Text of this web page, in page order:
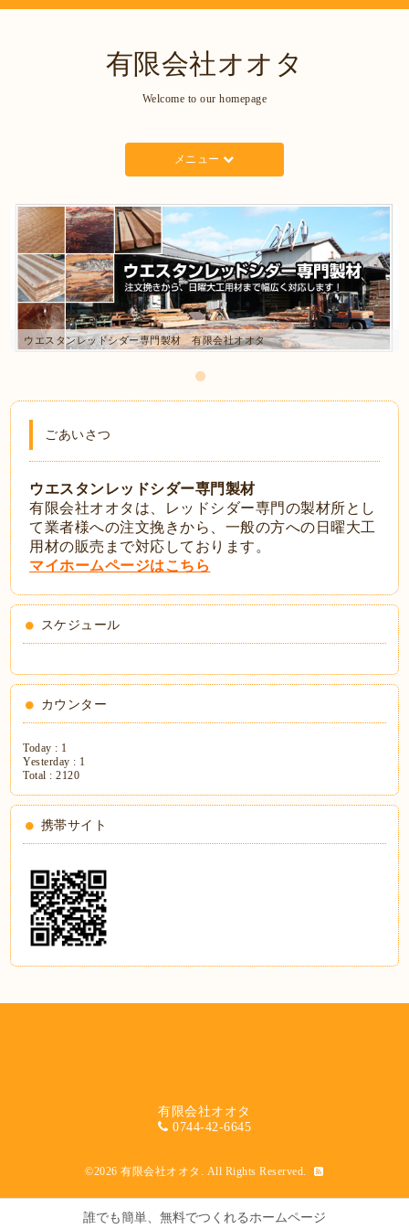
有限会社オオタ
Welcome to our homepage
メニュー
ウエスタンレッドシダー専門製材 有限会社オオタ
ごあいさつ
ウエスタンレッドシダー専門製材
有限会社オオタは、レッドシダー専門の製材所とし
て業者様への注文挽きから、一般の方への日曜大工
用材の販売まで対応しております。
マイホームページはこちら
スケジュール
カウンター
Today : 1
Yesterday : 1
Total :2120
携帯サイト
有限会社オオタ
0744-42-6645
©2026有限会社オオタ . All Rights Reserved.
誰でも簡単、無料でつくれるホームページ